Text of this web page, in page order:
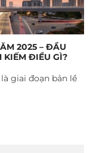
2025 – ĐẦU
KIẾM ĐIỀU GÌ?
giai đoạn bản lề